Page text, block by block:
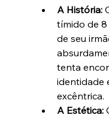
A História:
tímido de
de seu
tenta
identidade
excêntrica.
A Estética: